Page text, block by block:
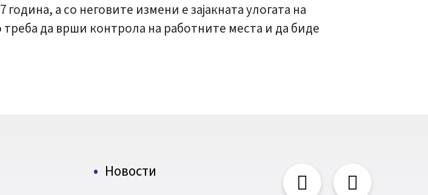
а со неговите измени е зајакната улогата на
да врши контрола на работните места и да биде
Новости